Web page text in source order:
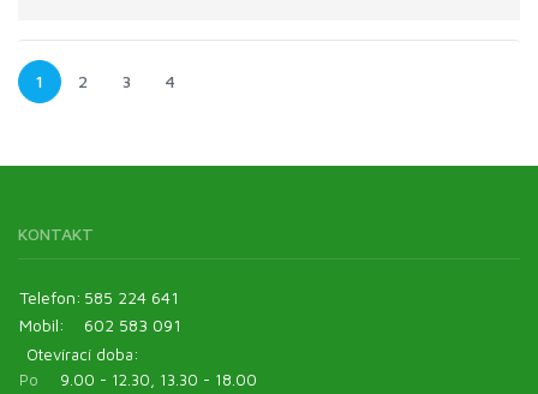
1 2 3 4
KONTAKT
Telefon: 585 224 641
Mobil:
602 583 091
Otevírací doba:
Po
9.00 - 12.30, 13.30 - 18.00